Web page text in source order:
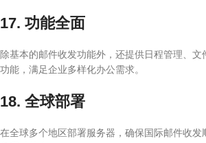
17. 功能全面
除基本的邮件收发功能外，还提供日程管理、文
功能，满足企业多样化办公需求。
18. 全球部署
在全球多个地区部署服务器，确保国际邮件收发